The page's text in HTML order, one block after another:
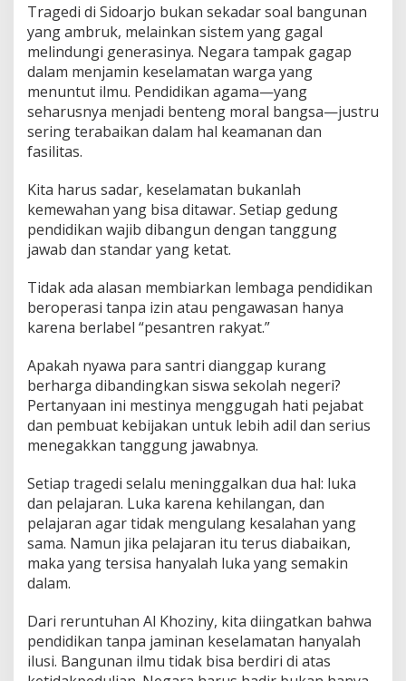
Tragedi di Sidoarjo bukan sekadar soal bangunan
yang ambruk, melainkan sistem yang gagal
melindungi generasinya. Negara tampak gagap
dalam menjamin keselamatan warga yang
menuntut ilmu. Pendidikan agama—yang
seharusnya menjadi benteng moral bangsa—justru
sering terabaikan dalam hal keamanan dan
fasilitas.
Kita harus sadar, keselamatan bukanlah
kemewahan yang bisa ditawar. Setiap gedung
pendidikan wajib dibangun dengan tanggung
jawab dan standar yang ketat.
Tidak ada alasan membiarkan lembaga pendidikan
beroperasi tanpa izin atau pengawasan hanya
karena berlabel “pesantren rakyat.”
Apakah nyawa para santri dianggap kurang
berharga dibandingkan siswa sekolah negeri?
Pertanyaan ini mestinya menggugah hati pejabat
dan pembuat kebijakan untuk lebih adil dan serius
menegakkan tanggung jawabnya.
Setiap tragedi selalu meninggalkan dua hal: luka
dan pelajaran. Luka karena kehilangan, dan
pelajaran agar tidak mengulang kesalahan yang
sama. Namun jika pelajaran itu terus diabaikan,
maka yang tersisa hanyalah luka yang semakin
dalam.
Dari reruntuhan Al Khoziny, kita diingatkan bahwa
pendidikan tanpa jaminan keselamatan hanyalah
ilusi. Bangunan ilmu tidak bisa berdiri di atas